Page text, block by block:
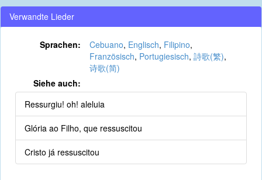
Verwandte Lieder
Sprachen: Cebuano, Englisch, Filipino,
Französisch, Portugiesisch, 詩歌(繁),
诗歌(简)
Siehe auch:
Ressurgiu! oh! aleluia
Glória ao Filho, que ressuscitou
Cristo já ressuscitou